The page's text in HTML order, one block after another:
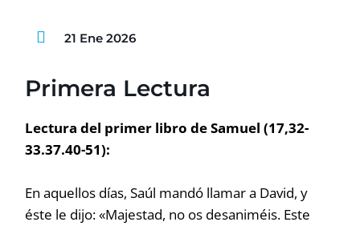
21 Ene 2026
Primera Lectura
Lectura del primer libro de Samuel (17,32-
33.37.40-51):
En aquellos días, Saúl mandó llamar a David, y
éste le dijo: «Majestad, no os desaniméis. Este